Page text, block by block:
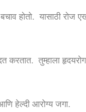
होतो. यासाठी रोज
करतात. तुम्हाला
हेल्दी आरोग्य जगा.